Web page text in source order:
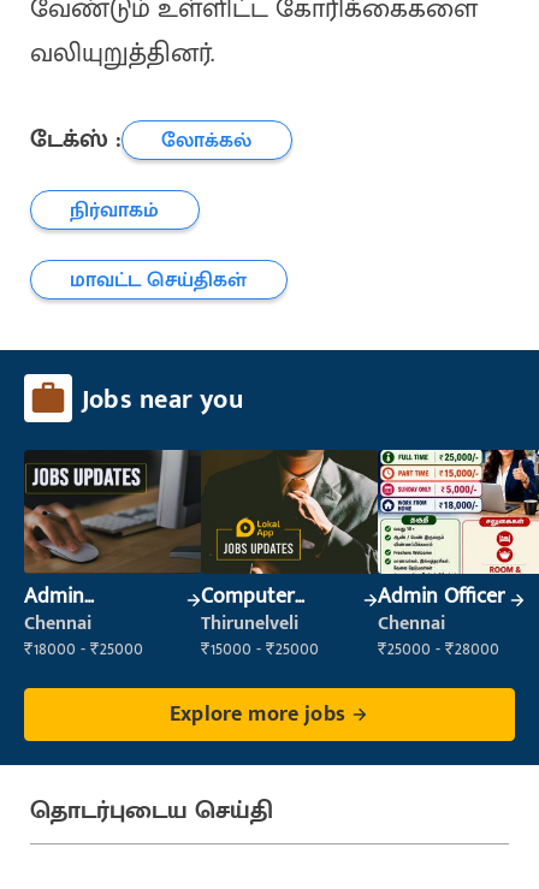
வேண்டும் உள்ளிட்ட கோரிக்கைகளை
வலியுறுத்தினர்.
டேக்ஸ் :
லோக்கல்
நிர்வாகம்
மாவட்ட செய்திகள்
Jobs near you
Admin
Supervisor
Chennai
₹18000 - ₹25000
Computer
Operator
Thirunelveli
₹15000 - ₹25000
Admin Officer
Chennai
₹25000 - ₹28000
Explore more jobs
தொடர்புடைய செய்தி